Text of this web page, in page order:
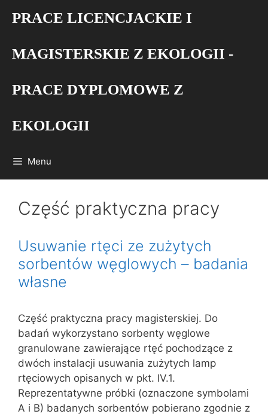
PRACE LICENCJACKIE I
MAGISTERSKIE Z EKOLOGII -
PRACE DYPLOMOWE Z
EKOLOGII
Menu
Część praktyczna pracy
Usuwanie rtęci ze zużytych
sorbentów węglowych – badania
własne
Część praktyczna pracy magisterskiej. Do
badań wykorzystano sorbenty węglowe
granulowane zawierające rtęć pochodzące z
dwóch instalacji usuwania zużytych lamp
rtęciowych opisanych w pkt. IV.1.
Reprezentatywne próbki (oznaczone symbolami
A i B) badanych sorbentów pobierano zgodnie z